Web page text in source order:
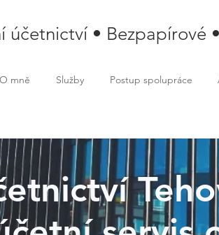
účetnictví • Bezpapírové
O mně Služby Postup spolupráce